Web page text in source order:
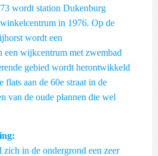
wordt station Dukenburg
in 1976. Op de
wordt een
wijkcentrum met zwembad
gebied wordt herontwikkeld
aan de 60e straat in de
van de oude plannen die wel
in de ondergrond een zeer